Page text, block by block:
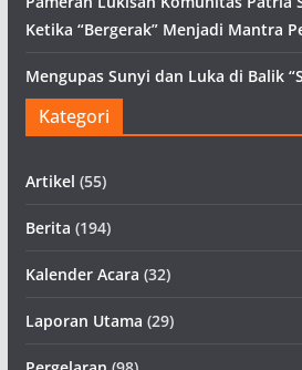
Ketika “Bergerak” Menjadi Mantra
Mengupas Sunyi dan Luka di Balik
Kategori
Artikel (55)
Berita (194)
Kalender Acara (32)
Laporan Utama (29)